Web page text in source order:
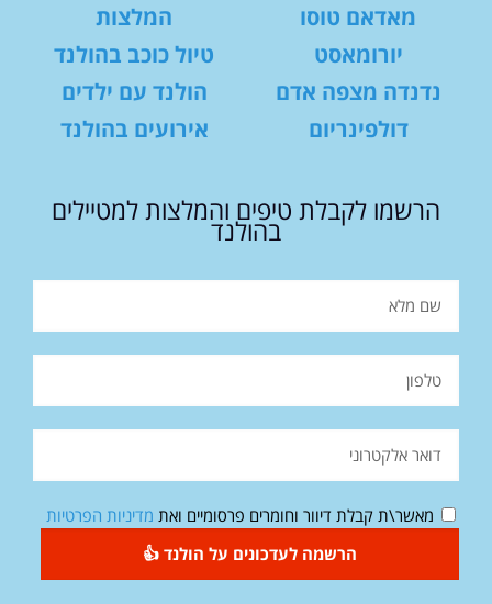
מאדאם טוסו
יורומאסט
נדנדה מצפה אדם
דולפינריום
המלצות
טיול כוכב בהולנד
הולנד עם ילדים
אירועים בהולנד
הרשמו לקבלת טיפים והמלצות למטיילים
בהולנד
מאשר\ת קבלת דיוור וחומרים פרסומיים ואת מדיניות הפרטיות
הרשמה לעדכונים על הולנד 👍